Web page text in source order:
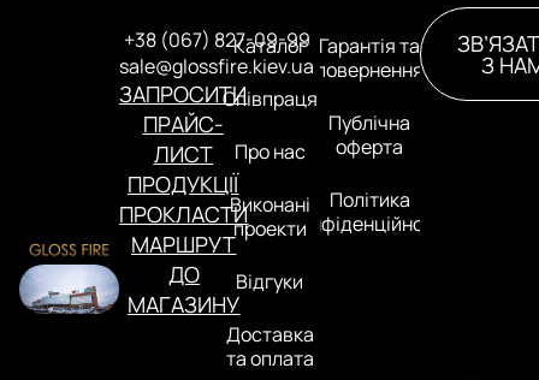
+38 (067) 827-09-99
sale@glossfire.kiev.ua
ЗАПРОСИТИ
ПРАЙС-
ЛИСТ
ПРОДУКЦІЇ
ПРОКЛАСТИ
МАРШРУТ
ДО
МАГАЗИНУ
Каталог
Співпраця
Про нас
Виконані
проекти
Відгуки
Доставка
та оплата
Гарантія та
повернення
Публічна
оферта
Політика
конфіденційності
З